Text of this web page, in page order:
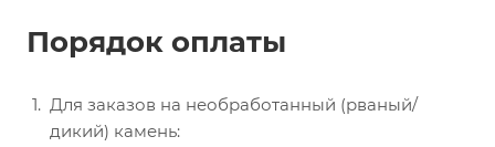
Порядок оплаты
Для заказов на необработанный (рваный/
дикий) камень: